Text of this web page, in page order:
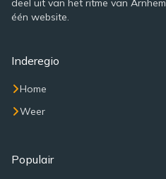
deel uit van het ritme van
één website.
Inderegio
Home
Weer
Populair